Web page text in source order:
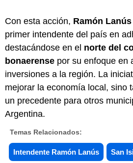
Con esta acción, Ramón Lanús
primer intendente del país en
destacándose en el norte del
bonaerense por su enfoque en
inversiones a la región. La
mejorar la economía local, sino
un precedente para otros
Argentina.
Temas Relacionados:
Intendente Ramón Lanús San